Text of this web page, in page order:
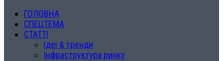
ГОЛОВНА
СПЕЦТЕМА
СТАТТІ
Ідеї & тренди
Інфраструктура ринку